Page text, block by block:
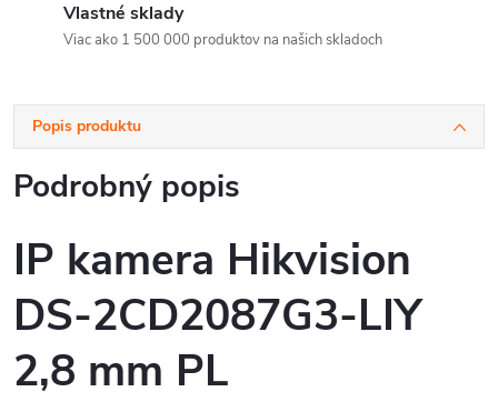
Vlastné sklady
Viac ako 1 500 000 produktov na našich skladoch
Popis produktu
Podrobný popis
IP kamera Hikvision
DS-2CD2087G3-LIY
2,8 mm PL